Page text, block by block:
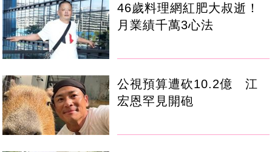
46歲料理網紅肥大叔逝！
月業績千萬3心法
公視預算遭砍10.2億 江
宏恩罕見開砲